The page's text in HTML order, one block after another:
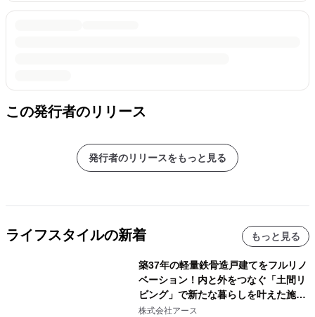
この発行者のリリース
発行者のリリースをもっと見る
ライフスタイルの新着 もっと見る
築37年の軽量鉄骨造戸建てをフルリノ
ベーション！内と外をつなぐ「土間リ
ビング」で新たな暮らしを叶えた施工
事例を株式会社アースが公開
株式会社アース